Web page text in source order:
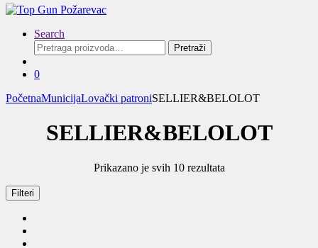
Search
Pretraga
za:
Pretraži
0
PočetnaMunicijaLovački patroniSELLIER&BELOLOT
SELLIER&BELOLOT
Prikazano je svih 10 rezultataSortirano
Filteri